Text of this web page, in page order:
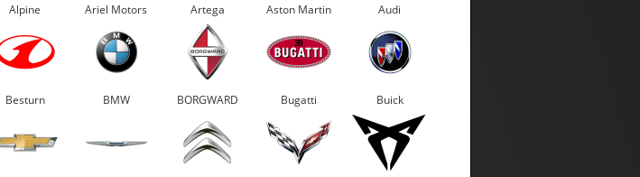
Alpine Ariel Motors Artega Aston Martin Audi
Besturn BMW BORGWARD Bugatti Buick